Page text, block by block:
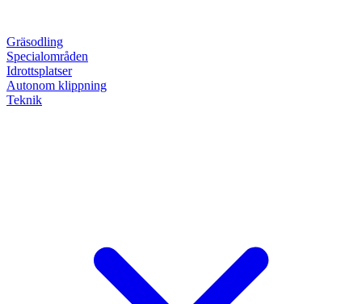
Gräsodling
Specialområden
Idrottsplatser
Autonom klippning
Teknik